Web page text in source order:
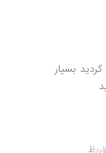
بسیار